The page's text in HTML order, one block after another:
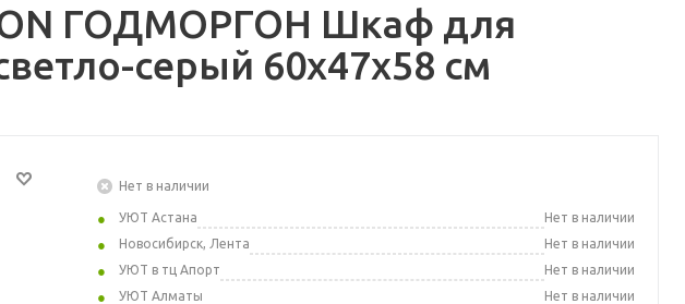
ГОДМОРГОН Шкаф для
серый 60x47x58 см
Нет в наличии
УЮТ Астана
Нет в наличии
Новосибирск, Лента
Нет в наличии
УЮТ в тц Апорт
Нет в наличии
УЮТ Алматы
Нет в наличии